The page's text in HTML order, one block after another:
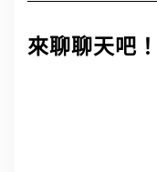
來聊聊天吧！